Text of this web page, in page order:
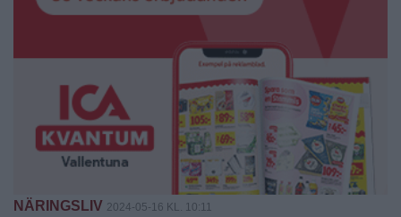
NÄRINGSLIV 2024-05-16 KL. 10:11